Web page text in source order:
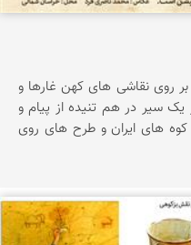
و بررسی های دو دهه ی ما بر روی نقاشی های کهن غارها و
کوه های نقاط مختلف ایران، نشان از یک سیر در هم تنیده از پیام و
های ایران و طرح های روی